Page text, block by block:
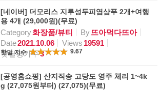
[네이버] 더모리스 지루성두피염샴푸 2개+여행
용 4개 (29,000원)(무료)
Category화장품/뷰티 By뜨아먹다뜨아
Date2021.10.06 Views 19591
핫딜평가수3
핫딜 지수 9.67
[공영홈쇼핑] 산지직송 고당도 영주 체리 1~4k
g (27,075원부터) (27,075)(무료)